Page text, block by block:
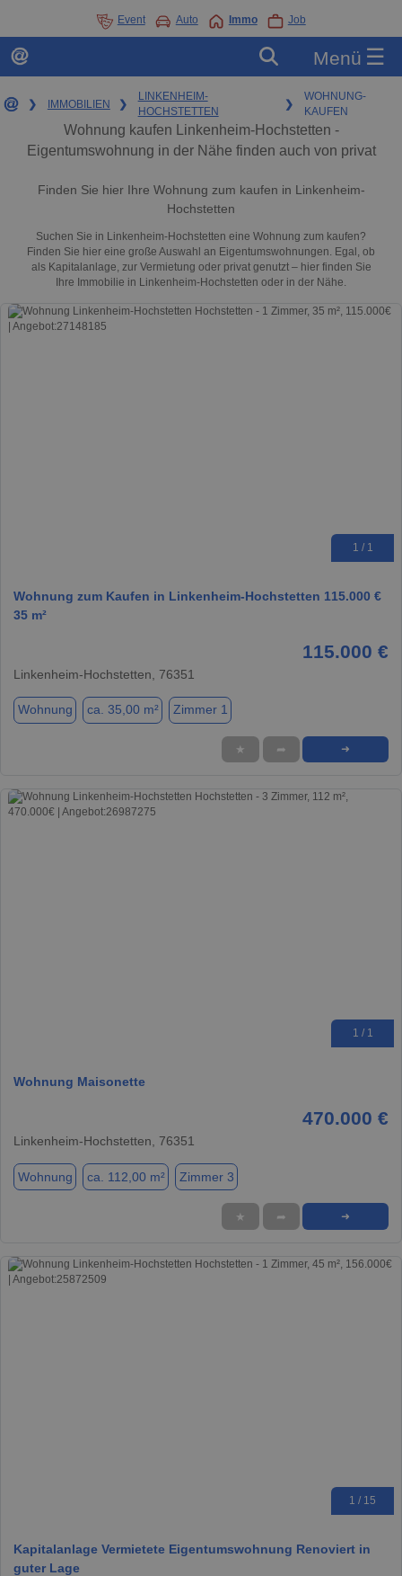
Event Auto Immo Job
Menü ☰
❯ IMMOBILIEN ❯
LINKENHEIM-
HOCHSTETTEN
❯
WOHNUNG-
KAUFEN
Wohnung kaufen Linkenheim-Hochstetten -
Eigentumswohnung in der Nähe finden auch von privat
Finden Sie hier Ihre Wohnung zum kaufen in Linkenheim-
Hochstetten
Suchen Sie in Linkenheim-Hochstetten eine Wohnung zum kaufen?
Finden Sie hier eine große Auswahl an Eigentumswohnungen. Egal, ob
als Kapitalanlage, zur Vermietung oder privat genutzt – hier finden Sie
Ihre Immobilie in Linkenheim-Hochstetten oder in der Nähe.
1 / 1
Wohnung zum Kaufen in Linkenheim-Hochstetten 115.000 €
35 m²
115.000 €
Linkenheim-Hochstetten, 76351
Wohnung ca. 35,00 m² Zimmer 1
★ ➦ ➜
1 / 1
Wohnung Maisonette
470.000 €
Linkenheim-Hochstetten, 76351
Wohnung ca. 112,00 m² Zimmer 3
★ ➦ ➜
1 / 15
Kapitalanlage Vermietete Eigentumswohnung Renoviert in
guter Lage